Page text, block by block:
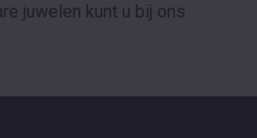
juwelen kunt u bij ons